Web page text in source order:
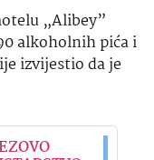
„Alibey”
alkoholnih pića i
izvijestio da je